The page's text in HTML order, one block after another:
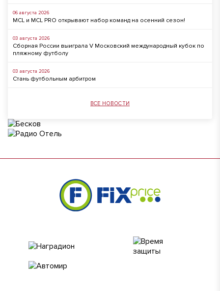
06 августа 2026
MCL и MCL PRO открывают набор команд на осенний сезон!
03 августа 2026
Сборная России выиграла V Московский международный кубок по
пляжному футболу
03 августа 2026
Стань футбольным арбитром
ВСЕ НОВОСТИ